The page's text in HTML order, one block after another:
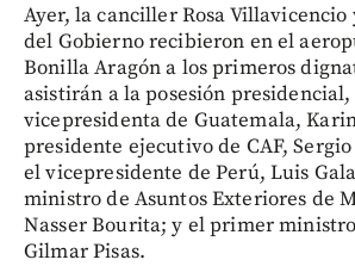
Ayer, la canciller Rosa
del Gobierno recibieron en el
Bonilla Aragón a los primeros
asistirán a la posesión
vicepresidenta de Guatemala,
presidente ejecutivo de CAF,
el vicepresidente de Perú, Luis
ministro de Asuntos Exteriores de
Nasser Bourita; y el primer
Gilmar Pisas.